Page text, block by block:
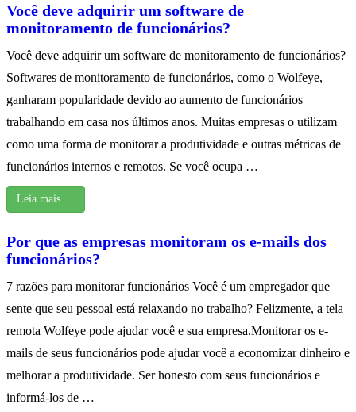
Você deve adquirir um software de
monitoramento de funcionários?
Você deve adquirir um software de monitoramento de funcionários?
Softwares de monitoramento de funcionários, como o Wolfeye,
ganharam popularidade devido ao aumento de funcionários
trabalhando em casa nos últimos anos. Muitas empresas o utilizam
como uma forma de monitorar a produtividade e outras métricas de
funcionários internos e remotos. Se você ocupa …
Leia mais …
Por que as empresas monitoram os e-mails dos
funcionários?
7 razões para monitorar funcionários Você é um empregador que
sente que seu pessoal está relaxando no trabalho? Felizmente, a tela
remota Wolfeye pode ajudar você e sua empresa.Monitorar os e-
mails de seus funcionários pode ajudar você a economizar dinheiro e
melhorar a produtividade. Ser honesto com seus funcionários e
informá-los de …